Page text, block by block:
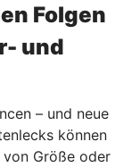
Folgen
und
– und neue
können
Größe oder